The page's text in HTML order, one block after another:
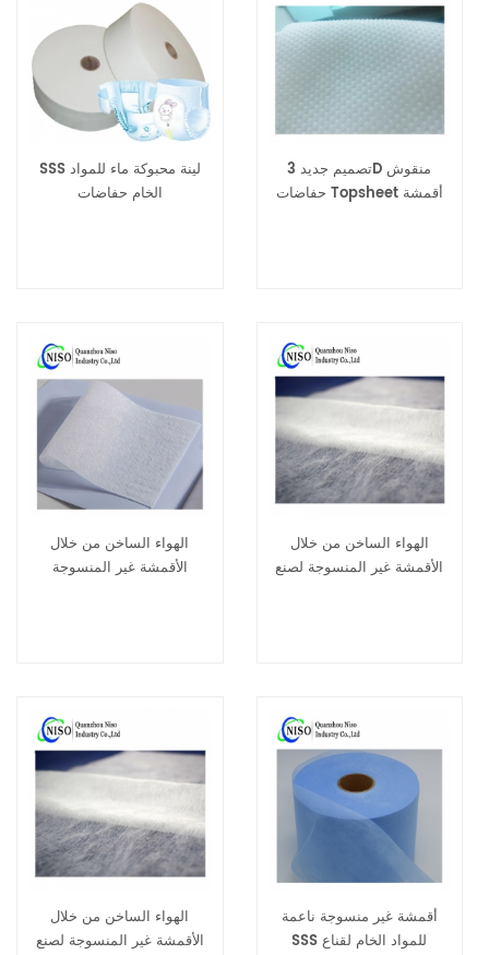
SSS لينة محبوكة ماء للمواد
الخام حفاضات
تصميم جديد 3D منقوش
حفاضات Topsheet أقمشة
الهواء الساخن من خلال
الأقمشة غير المنسوجة
الهواء الساخن من خلال
الأقمشة غير المنسوجة لصنع
الهواء الساخن من خلال
الأقمشة غير المنسوجة لصنع
أقمشة غير منسوجة ناعمة
SSS للمواد الخام لقناع